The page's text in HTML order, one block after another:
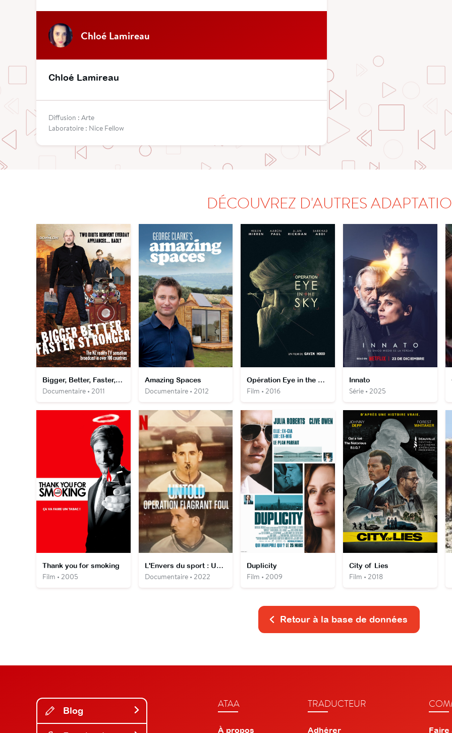
Chloé Lamireau
Chloé Lamireau
Diffusion : Arte
Laboratoire : Nice Fellow
DÉCOUVREZ D'AUTRES
Bigger, Better, Faster, Stronger
Documentaire • 2011
Amazing Spaces
Documentaire • 2012
Opération Eye in the Sky
Film • 2016
Innato
Série • 2025
Thank you for smoking
Film • 2005
L'Envers du sport : Un arbitre pris en faute
Documentaire • 2022
Duplicity
Film • 2009
City of Lies
Film • 2018
Retour à la base de données
Blog
ATAA
À propos
TRADUCTEUR
Adhérer